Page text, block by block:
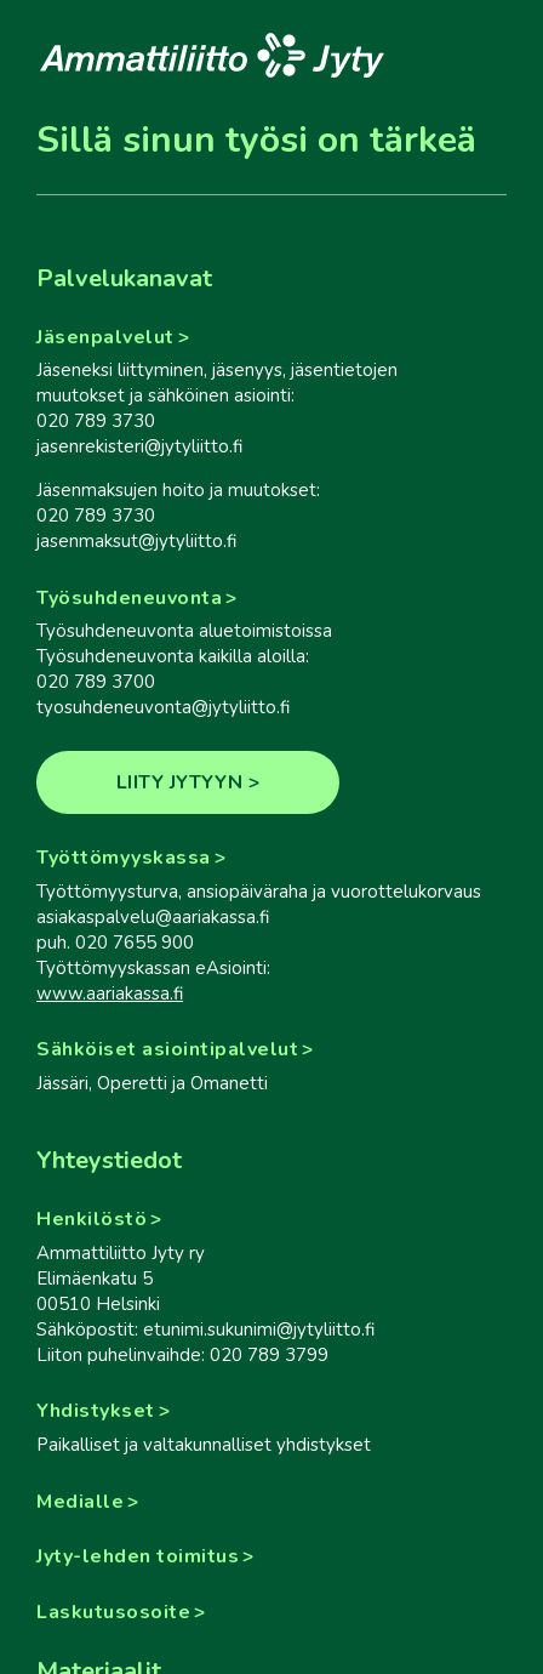
Sillä sinun työsi on tärkeä
Palvelukanavat
Jäsenpalvelut
Jäseneksi liittyminen, jäsenyys, jäsentietojen
muutokset ja sähköinen asiointi:
020 789 3730
jasenrekisteri@jytyliitto.fi
Jäsenmaksujen hoito ja muutokset:
020 789 3730
jasenmaksut@jytyliitto.fi
Työsuhdeneuvonta
Työsuhdeneuvonta aluetoimistoissa
Työsuhdeneuvonta kaikilla aloilla:
020 789 3700
tyosuhdeneuvonta@jytyliitto.fi
LIITY JYTYYN
Työttömyyskassa
Työttömyysturva, ansiopäiväraha ja vuorottelukorvaus
asiakaspalvelu@aariakassa.fi
puh. 020 7655 900
Työttömyyskassan eAsiointi:
www.aariakassa.fi
Sähköiset asiointipalvelut
Jässäri, Operetti ja Omanetti
Yhteystiedot
Henkilöstö
Ammattiliitto Jyty ry
Elimäenkatu 5
00510 Helsinki
Sähköpostit: etunimi.sukunimi@jytyliitto.fi
Liiton puhelinvaihde: 020 789 3799
Yhdistykset
Paikalliset ja valtakunnalliset yhdistykset
Medialle
Jyty-lehden toimitus
Laskutusosoite